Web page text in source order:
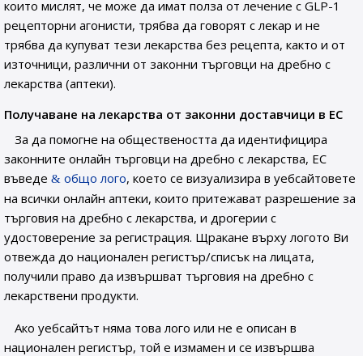
които мислят, че може да имат полза от лечение с GLP-1
рецепторни агонисти, трябва да говорят с лекар и не
трябва да купуват тези лекарства без рецепта, както и от
източници, различни от законни търговци на дребно с
лекарства (аптеки).
Получаване на лекарства от законни доставчици в ЕС
За да помогне на обществеността да идентифицира
законните онлайн търговци на дребно с лекарства, ЕС
въведе
общо лого, което се визуализира в уебсайтовете
на всички онлайн аптеки, които притежават разрешение за
търговия на дребно с лекарства, и дрогерии с
удостоверение за регистрация. Щракане върху логото Ви
отвежда до национален регистър/списък на лицата,
получили право да извършват търговия на дребно с
лекарствени продукти.
Ако уебсайтът няма това лого или не е описан в
национален регистър, той е измамен и се извършва